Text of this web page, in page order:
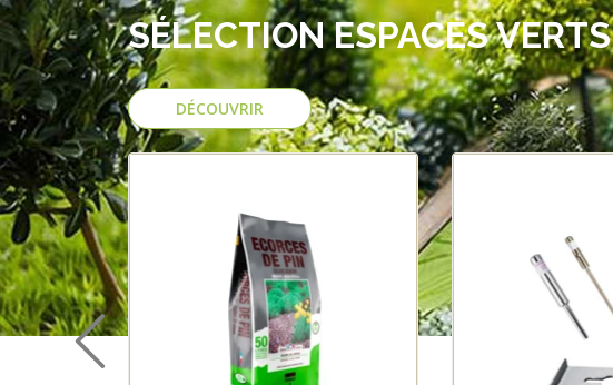
SÉLECTION ESPACES VERTS
DÉCOUVRIR